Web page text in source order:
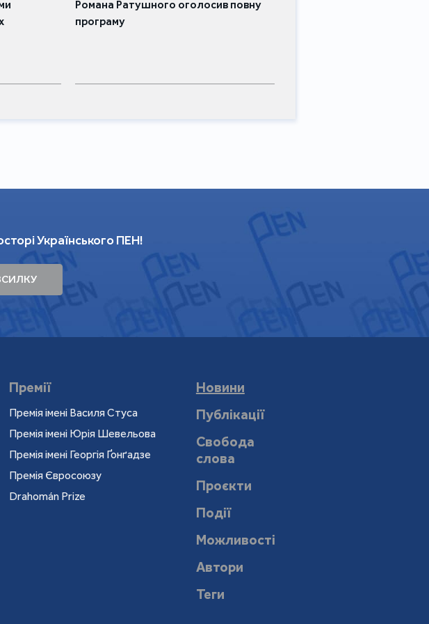
Романа Ратушного оголосив повну
програму
Українського ПЕН!
Премії
Премія імені Василя Стуса
Премія імені Юрія Шевельова
Премія імені Георгія Ґонґадзе
Премія Євросоюзу
Drahomán Prize
Новини
Публікації
Свобода
слова
Проєкти
Події
Можливості
Автори
Теги